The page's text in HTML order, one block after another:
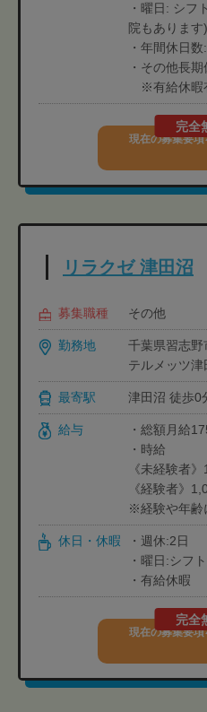
・曜日: シフ
院もあります)
・年間休日
・その他長
※有給休暇
完全
現在の募集要項
リラクゼ 津田沼
募集職種 その他
勤務地
千葉県習志
テルメッツ津
最寄駅 津田沼 徒歩0
給与
・総額月給
・時給
《未経験者
《経験者》
※経験や年齢
休日・休暇
・週休:2日
・曜日:シフト
・有給休暇
完全
現在の募集要項